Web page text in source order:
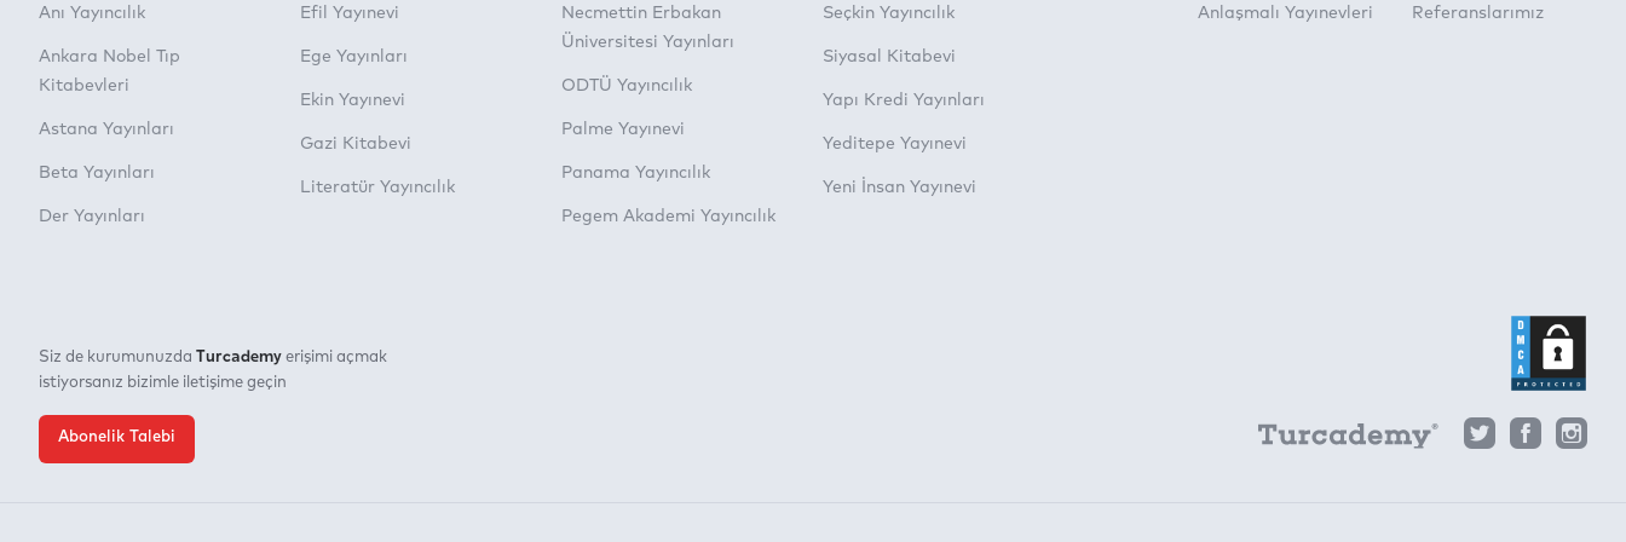
Anı Yayıncılık
Ankara Nobel Tıp
Kitabevleri
Astana Yayınları
Beta Yayınları
Der Yayınları
Efil Yayınevi
Ege Yayınları
Ekin Yayınevi
Gazi Kitabevi
Literatür Yayıncılık
Necmettin Erbakan
Üniversitesi Yayınları
ODTÜ Yayıncılık
Palme Yayınevi
Panama Yayıncılık
Pegem Akademi Yayıncılık
Seçkin Yayıncılık
Siyasal Kitabevi
Yapı Kredi Yayınları
Yeditepe Yayınevi
Yeni İnsan Yayınevi
Anlaşmalı Yayınevleri Referanslarımız
Siz de kurumunuzda Turcademy erişimi açmak
istiyorsanız bizimle iletişime geçin
Abonelik Talebi